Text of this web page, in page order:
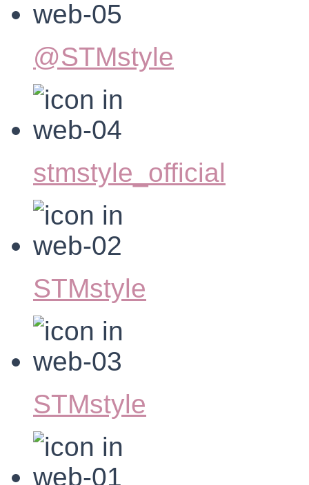
@STMstyle
stmstyle_official
STMstyle
STMstyle